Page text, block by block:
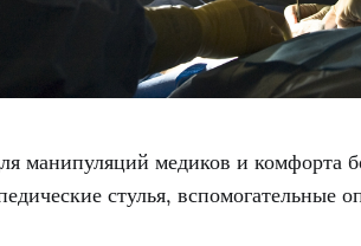
манипуляций медиков и комфорта
стулья, вспомогательные